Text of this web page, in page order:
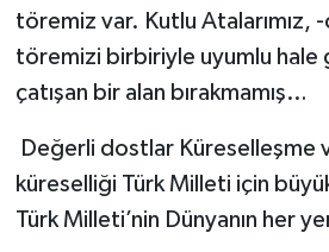
töremiz var. Kutlu Atalarımız,
töremizi birbiriyle uyumlu
çatışan bir alan bırakmamış…
Değerli dostlar Küreselleşme
küreselliği Türk Milleti için
Türk Milleti’nin Dünyanın her